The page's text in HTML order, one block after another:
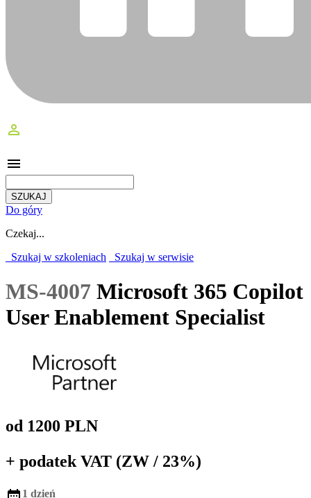
perm_identity
menu
Do góry
Czekaj...
Szukaj w szkoleniach
Szukaj w serwisie
MS-4007 Microsoft 365 Copilot
User Enablement Specialist
od 1200 PLN
+ podatek VAT (ZW / 23%)
1 dzień